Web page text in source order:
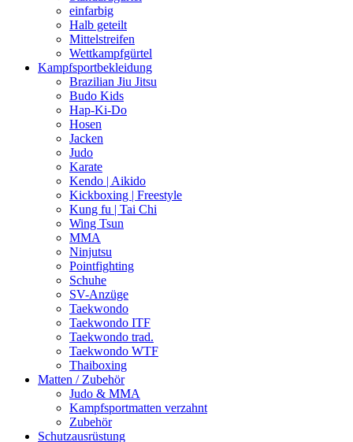
einfarbig
Halb geteilt
Mittelstreifen
Wettkampfgürtel
Kampfsportbekleidung
Brazilian Jiu Jitsu
Budo Kids
Hap-Ki-Do
Hosen
Jacken
Judo
Karate
Kendo | Aikido
Kickboxing | Freestyle
Kung fu | Tai Chi
Wing Tsun
MMA
Ninjutsu
Pointfighting
Schuhe
SV-Anzüge
Taekwondo
Taekwondo ITF
Taekwondo trad.
Taekwondo WTF
Thaiboxing
Matten / Zubehör
Judo & MMA
Kampfsportmatten verzahnt
Zubehör
Schutzausrüstung